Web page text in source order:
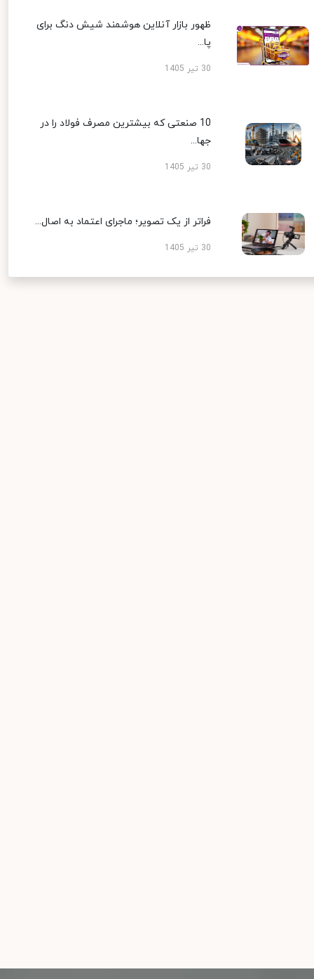
ظهور بازار آنلاین هوشمند شیش دنگ برای
پا...
30 تیر 1405
10 صنعتی که بیشترین مصرف فولاد را در
جها...
30 تیر 1405
فراتر از یک تصویر؛ ماجرای اعتماد به اصال...
30 تیر 1405